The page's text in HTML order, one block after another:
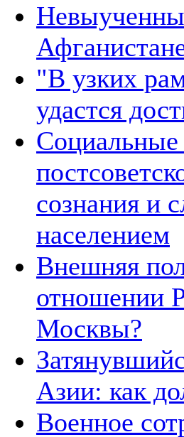
"В узких
удастся
сознания и
населением
Внешняя
отношении
Москвы?
Азии: как
Военное